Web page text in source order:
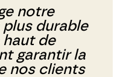
notre
plus durable
de
garantir la
nos clients